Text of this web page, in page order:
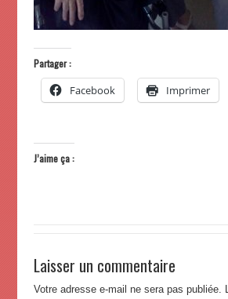
Partager :
Facebook Imprimer
J’aime ça :
Laisser un commentaire
Votre adresse e-mail ne sera pas publiée.